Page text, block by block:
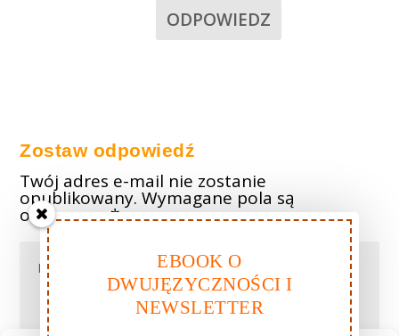
ODPOWIEDZ
Zostaw odpowiedź
Twój adres e-mail nie zostanie
opublikowany. Wymagane pola są
oznaczone*
EBOOK O
DWUJĘZYCZNOŚCI I
NEWSLETTER